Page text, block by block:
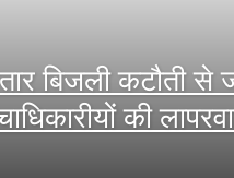
बिजली कटौती से
की